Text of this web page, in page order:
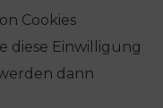
Cookies
diese Einwilligung
dann